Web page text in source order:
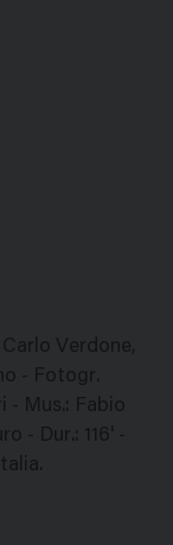
Verdone,
- Fotogr.
- Mus.: Fabio
- Dur.: 116' -